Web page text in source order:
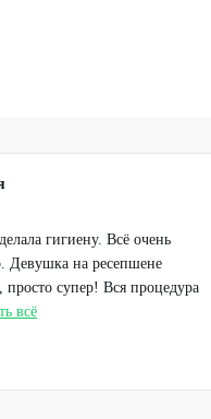
гигиену. Всё очень
Девушка на ресепшене
супер! Вся процедура
всё